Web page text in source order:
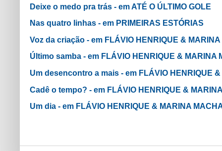
Deixe o medo pra trás - em ATÉ O ÚLTIMO GOLE
Nas quatro linhas - em PRIMEIRAS ESTÓRIAS
Voz da criação - em FLÁVIO HENRIQUE &
Último samba - em FLÁVIO HENRIQUE & MARINA
Um desencontro a mais - em FLÁVIO HENRIQUE
Cadê o tempo? - em FLÁVIO HENRIQUE &
Um dia - em FLÁVIO HENRIQUE & MARINA